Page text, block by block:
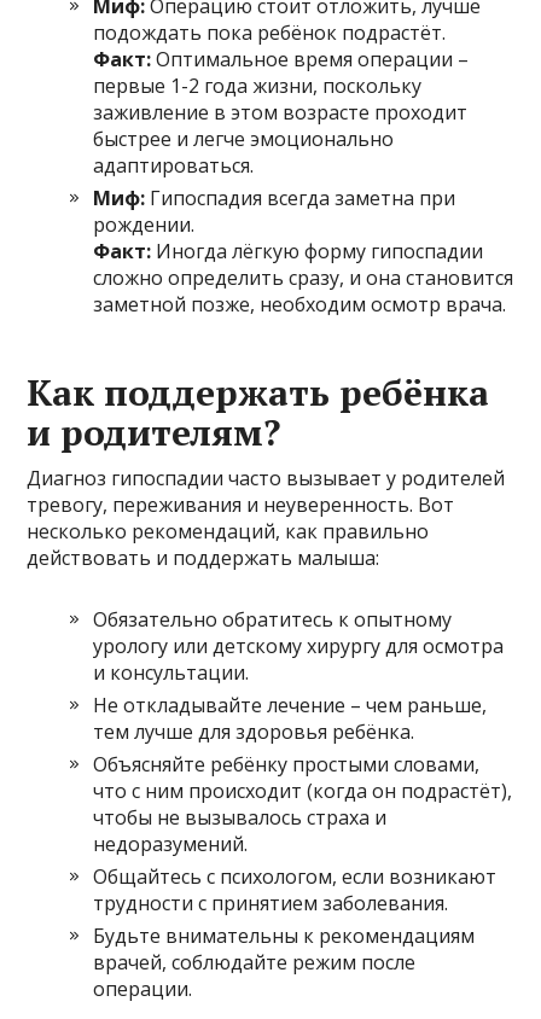
Миф:Операцию стоит отложить, лучше
подождать пока ребёнок подрастёт.
Факт:Оптимальное время операции –
первые 1-2 года жизни, поскольку
заживление в этом возрасте проходит
быстрее и легче эмоционально
адаптироваться.
Миф: Гипоспадия всегда заметна при
рождении.
Факт: Иногда лёгкую форму гипоспадии
сложно определить сразу, и она становится
заметной позже, необходим осмотр врача.
Как поддержать ребёнка
и родителям?
Диагноз гипоспадии часто вызывает у родителей
тревогу, переживания и неуверенность. Вот
несколько рекомендаций, как правильно
действовать и поддержать малыша:
Обязательно обратитесь к опытному
урологу или детскому хирургу для осмотра
и консультации.
Не откладывайте лечение – чем раньше,
тем лучше для здоровья ребёнка.
Объясняйте ребёнку простыми словами,
что с ним происходит (когда он подрастёт),
чтобы не вызывалось страха и
недоразумений.
Общайтесь с психологом, если возникают
трудности с принятием заболевания.
Будьте внимательны к рекомендациям
врачей, соблюдайте режим после
операции.